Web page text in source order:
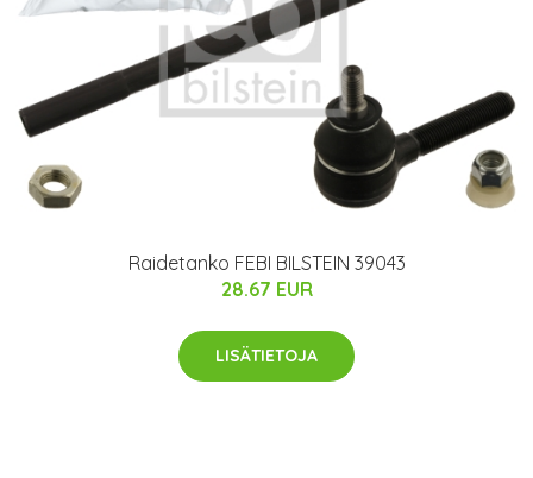
Raidetanko FEBI BILSTEIN 39043
28.67 EUR
LISÄTIETOJA